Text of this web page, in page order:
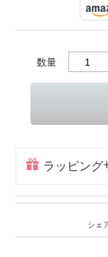
数量
ラッピング
シェ